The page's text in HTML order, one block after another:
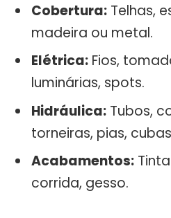
Cobertura: Telhas,
madeira ou metal.
Elétrica: Fios,
luminárias, spots.
Hidráulica: Tubos,
torneiras, pias,
Acabamentos:
corrida, gesso.